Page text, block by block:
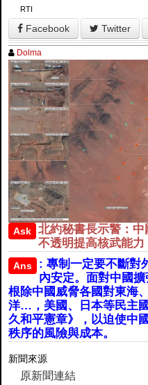
RTI
Facebook Twitter
Dolma
Ask
北約秘書長示警：
不透明提高核武能力
Ans
: 專制一定要不斷對
內安定。面對中國擴
根除中國威脅各國對東海
洋…，美國、日本等民主
久和平憲章》，以迫使中
秩序的風險與成本。
新聞來源
原新聞連結